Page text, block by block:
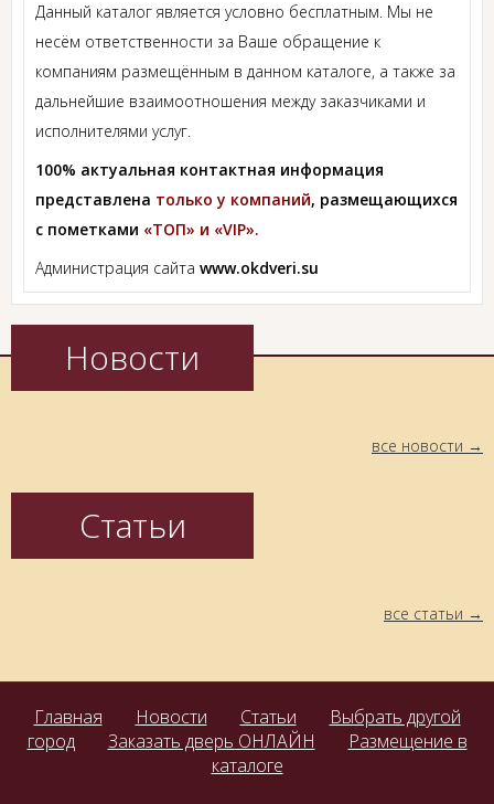
Данный каталог является условно бесплатным. Мы не
несём ответственности за Ваше обращение к
компаниям размещённым в данном каталоге, а также за
дальнейшие взаимоотношения между заказчиками и
исполнителями услуг.
100% актуальная контактная информация
представлена только у компаний, размещающихся
с пометками «ТОП» и «VIP».
Администрация сайта www.okdveri.su
Новости
все новости
Статьи
все статьи
Главная Новости Статьи
Выбрать другой
город
Заказать дверь ОНЛАЙН
Размещение в
каталоге